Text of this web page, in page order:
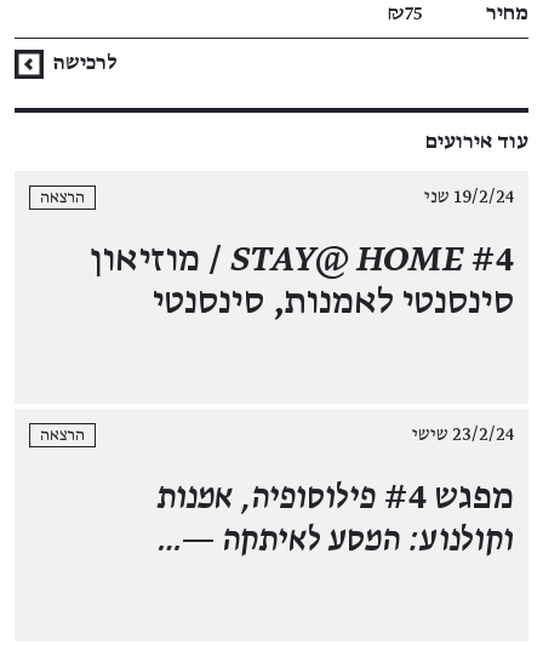
מחיר ₪75
לרכישה
עוד אירועים
19/2/24 שני הרצאה
STAY@ HOME #4 / מוזיאון
סינסנטי לאמנות, סינסנטי
23/2/24 שישי הרצאה
מפגש #4
פילוסופיה, אמנות
וקולנוע: המסע לאיתקה —…